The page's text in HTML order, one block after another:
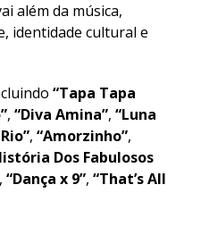
além da música,
identidade cultural e
“Tapa Tapa
, “Diva Amina”, “Luna
, “Amorzinho”,
Dos Fabulosos
, “Dança x 9”, “That’s All